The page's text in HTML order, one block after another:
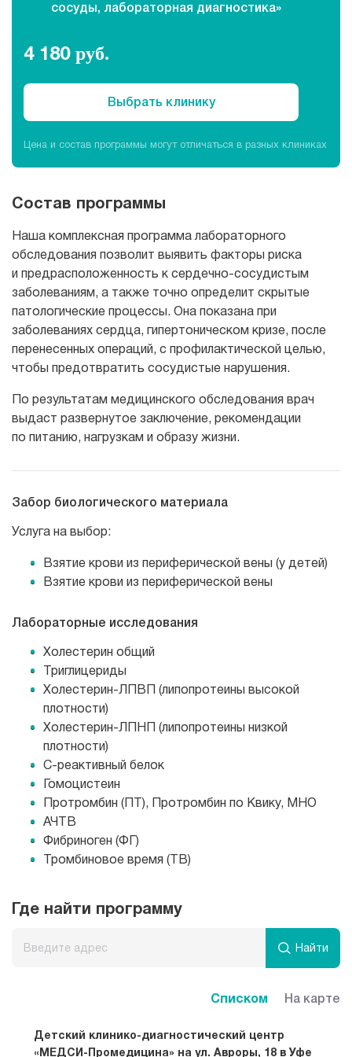
Рентгенология
сосуды, лабораторная диагностика»
4 180 руб.
Выбрать клинику
Цена и состав программы могут отличаться в разных клиниках
Состав программы
Наша комплексная программа лабораторного
обследования позволит выявить факторы риска
и предрасположенность к сердечно-сосудистым
заболеваниям, а также точно определит скрытые
патологические процессы. Она показана при
заболеваниях сердца, гипертоническом кризе, после
перенесенных операций, с профилактической целью,
чтобы предотвратить сосудистые нарушения.
По результатам медицинского обследования врач
выдаст развернутое заключение, рекомендации
по питанию, нагрузкам и образу жизни.
Забор биологического материала
Услуга на выбор:
Взятие крови из периферической вены (у детей)
Взятие крови из периферической вены
Лабораторные исследования
Холестерин общий
Триглицериды
Холестерин-ЛПВП (липопротеины высокой
плотности)
Холестерин-ЛПНП (липопротеины низкой
плотности)
С-реактивный белок
Гомоцистеин
Протромбин (ПТ), Протромбин по Квику, МНО
АЧТВ
Фибриноген (ФГ)
Тромбиновое время (ТВ)
Списком На карте
Где найти программу
Найти
Детский клинико-диагностический центр
«МЕДСИ-Промедицина» на ул. Авроры, 18 в Уфе